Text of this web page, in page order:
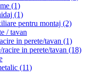
(1)
(1)
pentru montaj (2)
/ tavan
in perete/tavan (1)
in perete/tavan (18)
(11)